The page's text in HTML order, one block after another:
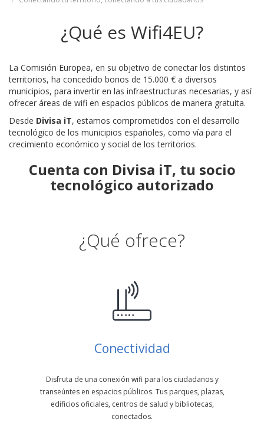
¿Qué es Wifi4EU?
La Comisión Europea, en su objetivo de conectar los distintos
territorios, ha concedido bonos de 15.000 € a diversos
municipios, para invertir en las infraestructuras necesarias, y así
ofrecer áreas de wifi en espacios públicos de manera gratuita.
Desde Divisa iT, estamos comprometidos con el desarrollo
tecnológico de los municipios españoles, como vía para el
crecimiento económico y social de los territorios.
Cuenta con Divisa iT, tu socio
tecnológico autorizado
¿Qué ofrece?
Conectividad
Disfruta de una conexión wifi para los ciudadanos y
transeúntes en espacios públicos. Tus parques, plazas,
edificios oficiales, centros de salud y bibliotecas,
conectados.